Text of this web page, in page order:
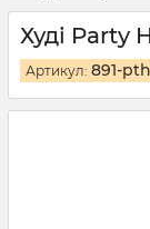
Худі Party
Артикул: 891-